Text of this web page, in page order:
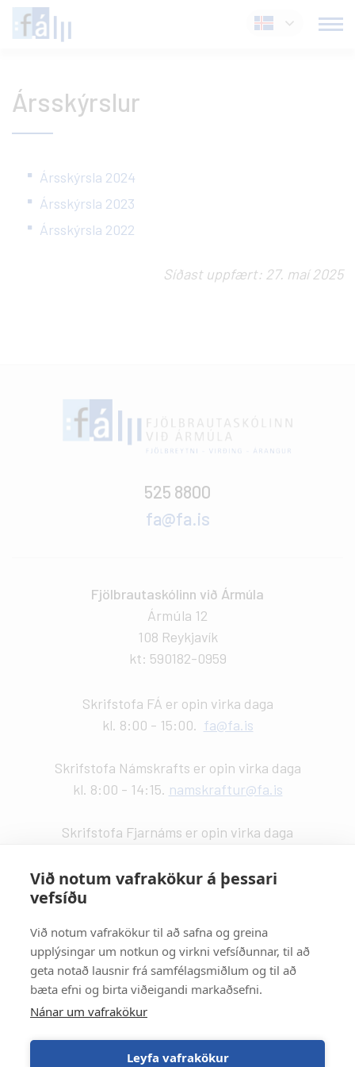
Við notum vafrakökur á þessari
vefsíðu
Við notum vafrakökur til að safna og greina
upplýsingar um notkun og virkni vefsíðunnar, til að
geta notað lausnir frá samfélagsmiðlum og til að
bæta efni og birta viðeigandi markaðsefni.
Nánar um vafrakökur
Leyfa vafrakökur
Fara
í
Íslenska
Ársskýrslur
Ársskýrsla 2024
Ársskýrsla 2023
Ársskýrsla 2022
Síðast uppfært: 27. maí 2025
525 8800
fa@fa.is
Fjölbrautaskólinn við Ármúla
Ármúla 12
108 Reykjavík
kt: 590182-0959
Skrifstofa FÁ er opin virka daga
kl. 8:00 - 15:00. fa@fa.is
Skrifstofa Námskrafts er opin virka daga
kl. 8:00 - 14:15. namskraftur@fa.is
Skrifstofa Fjarnáms er opin virka daga
Strætisvagnar:
Númer 11 stansar við Háaleitisbraut.
Númer 2, 5, 15 og 17 stansa við Suðurlandsbraut.